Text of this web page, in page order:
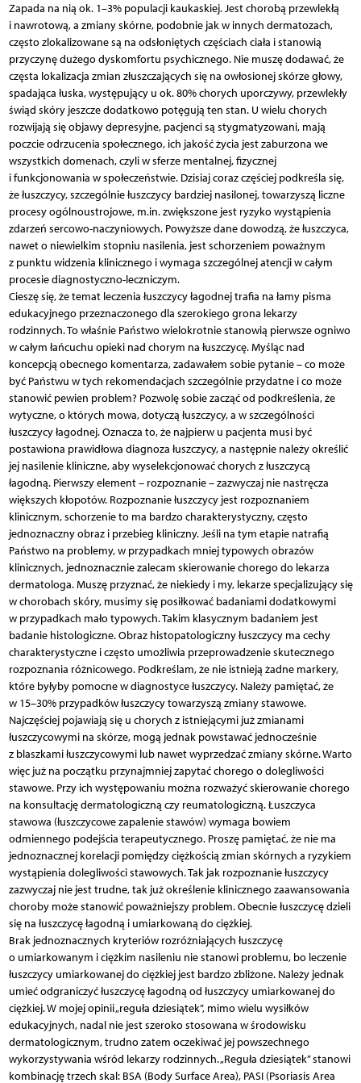
Zapada na nią ok. 1–3% populacji kaukaskiej. Jest chorobą przewlekłą
i nawrotową, a zmiany skórne, podobnie jak w innych dermatozach,
często zlokalizowane są na odsłoniętych częściach ciała i stanowią
przyczynę dużego dyskomfortu psychicznego. Nie muszę dodawać, że
częsta lokalizacja zmian złuszczających się na owłosionej skórze głowy,
spadająca łuska, występujący u ok. 80% chorych uporczywy, przewlekły
świąd skóry jeszcze dodatkowo potęgują ten stan. U wielu chorych
rozwijają się objawy depresyjne, pacjenci są stygmatyzowani, mają
poczcie odrzucenia społecznego, ich jakość życia jest zaburzona we
wszystkich domenach, czyli w sferze mentalnej, fizycznej
i funkcjonowania w społeczeństwie. Dzisiaj coraz częściej podkreśla się,
że łuszczycy, szczególnie łuszczycy bardziej nasilonej, towarzyszą liczne
procesy ogólnoustrojowe, m.in. zwiększone jest ryzyko wystąpienia
zdarzeń sercowo-naczyniowych. Powyższe dane dowodzą, że łuszczyca,
nawet o niewielkim stopniu nasilenia, jest schorzeniem poważnym
z punktu widzenia klinicznego i wymaga szczególnej atencji w całym
procesie diagnostyczno-leczniczym.
Cieszę się, że temat leczenia łuszczycy łagodnej trafia na łamy pisma
edukacyjnego przeznaczonego dla szerokiego grona lekarzy
rodzinnych. To właśnie Państwo wielokrotnie stanowią pierwsze ogniwo
w całym łańcuchu opieki nad chorym na łuszczycę. Myśląc nad
koncepcją obecnego komentarza, zadawałem sobie pytanie – co może
być Państwu w tych rekomendacjach szczególnie przydatne i co może
stanowić pewien problem? Pozwolę sobie zacząć od podkreślenia, że
wytyczne, o których mowa, dotyczą łuszczycy, a w szczególności
łuszczycy łagodnej. Oznacza to, że najpierw u pacjenta musi być
postawiona prawidłowa diagnoza łuszczycy, a następnie należy określić
jej nasilenie kliniczne, aby wyselekcjonować chorych z łuszczycą
łagodną. Pierwszy element – rozpoznanie – zazwyczaj nie nastręcza
większych kłopotów. Rozpoznanie łuszczycy jest rozpoznaniem
klinicznym, schorzenie to ma bardzo charakterystyczny, często
jednoznaczny obraz i przebieg kliniczny. Jeśli na tym etapie natrafią
Państwo na problemy, w przypadkach mniej typowych obrazów
klinicznych, jednoznacznie zalecam skierowanie chorego do lekarza
dermatologa. Muszę przyznać, że niekiedy i my, lekarze specjalizujący się
w chorobach skóry, musimy się posiłkować badaniami dodatkowymi
w przypadkach mało typowych. Takim klasycznym badaniem jest
badanie histologiczne. Obraz histopatologiczny łuszczycy ma cechy
charakterystyczne i często umożliwia przeprowadzenie skutecznego
rozpoznania różnicowego. Podkreślam, że nie istnieją żadne markery,
które byłyby pomocne w diagnostyce łuszczycy. Należy pamiętać, że
w 15–30% przypadków łuszczycy towarzyszą zmiany stawowe.
Najczęściej pojawiają się u chorych z istniejącymi już zmianami
łuszczycowymi na skórze, mogą jednak powstawać jednocześnie
z blaszkami łuszczycowymi lub nawet wyprzedzać zmiany skórne. Warto
więc już na początku przynajmniej zapytać chorego o dolegliwości
stawowe. Przy ich występowaniu można rozważyć skierowanie chorego
na konsultację dermatologiczną czy reumatologiczną. Łuszczyca
stawowa (łuszczycowe zapalenie stawów) wymaga bowiem
odmiennego podejścia terapeutycznego. Proszę pamiętać, że nie ma
jednoznacznej korelacji pomiędzy ciężkością zmian skórnych a ryzykiem
wystąpienia dolegliwości stawowych. Tak jak rozpoznanie łuszczycy
zazwyczaj nie jest trudne, tak już określenie klinicznego zaawansowania
choroby może stanowić poważniejszy problem. Obecnie łuszczycę dzieli
się na łuszczycę łagodną i umiarkowaną do ciężkiej.
Brak jednoznacznych kryteriów rozróżniających łuszczycę
o umiarkowanym i ciężkim nasileniu nie stanowi problemu, bo leczenie
łuszczycy umiarkowanej do ciężkiej jest bardzo zbliżone. Należy jednak
umieć odgraniczyć łuszczycę łagodną od łuszczycy umiarkowanej do
ciężkiej. W mojej opinii „reguła dziesiątek”, mimo wielu wysiłków
edukacyjnych, nadal nie jest szeroko stosowana w środowisku
dermatologicznym, trudno zatem oczekiwać jej powszechnego
wykorzystywania wśród lekarzy rodzinnych. „Reguła dziesiątek” stanowi
kombinację trzech skal: BSA (Body Surface Area), PASI (Psoriasis Area